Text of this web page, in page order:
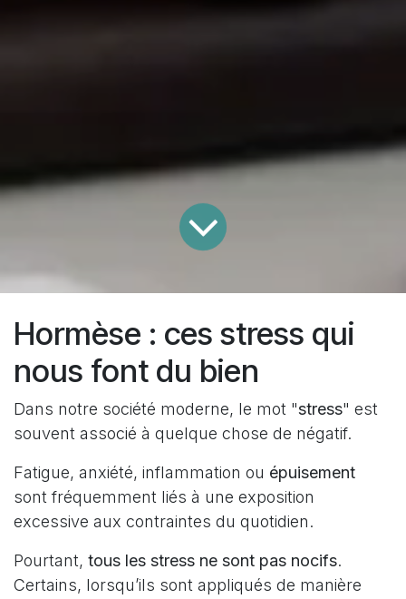
Hormèse : ces stress qui
nous font du bien
Dans notre société moderne, le mot "stress" est
souvent associé à quelque chose de négatif.
Fatigue, anxiété, inflammation ou épuisement
sont fréquemment liés à une exposition
excessive aux contraintes du quotidien.
Pourtant, tous les stress ne sont pas nocifs.
Certains, lorsqu’ils sont appliqués de manière